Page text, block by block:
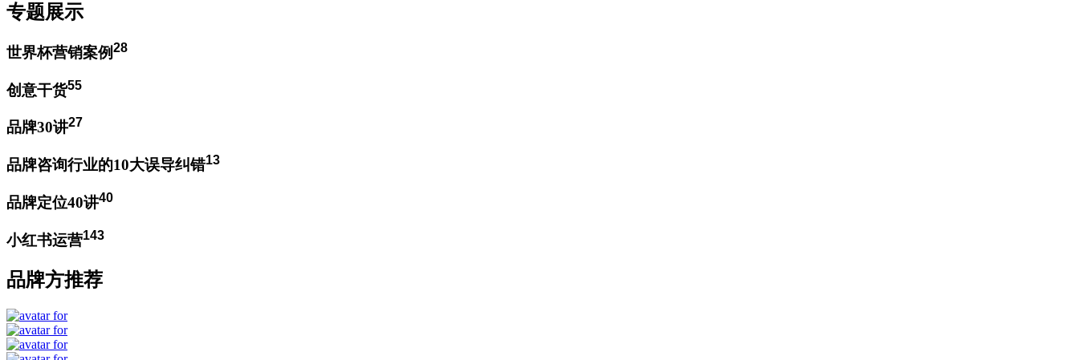
专题展示
世界杯营销案例28
创意干货55
品牌30讲27
品牌咨询行业的10大误导纠错13
品牌定位40讲40
小红书运营143
品牌方推荐